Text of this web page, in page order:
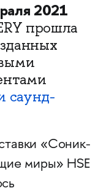
2021
прошла
саунд-
«Соник-
миры» HSE